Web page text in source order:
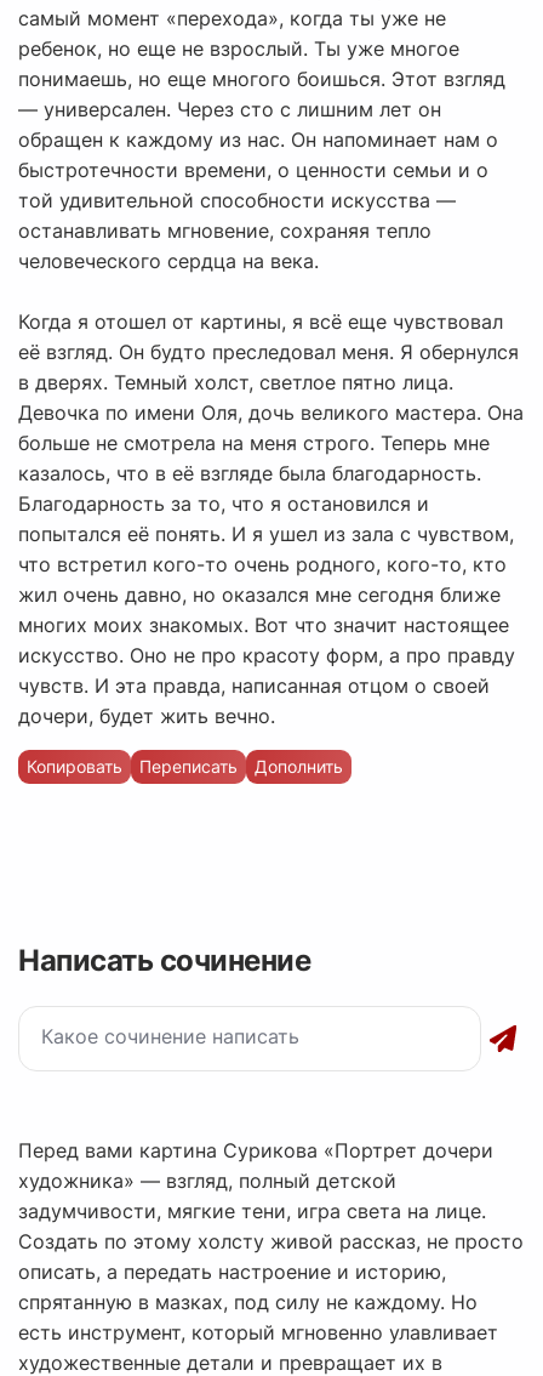
самый момент «перехода», когда ты уже не
ребенок, но еще не взрослый. Ты уже многое
понимаешь, но еще многого боишься. Этот взгляд
— универсален. Через сто с лишним лет он
обращен к каждому из нас. Он напоминает нам о
быстротечности времени, о ценности семьи и о
той удивительной способности искусства —
останавливать мгновение, сохраняя тепло
человеческого сердца на века.
Когда я отошел от картины, я всё еще чувствовал
её взгляд. Он будто преследовал меня. Я обернулся
в дверях. Темный холст, светлое пятно лица.
Девочка по имени Оля, дочь великого мастера. Она
больше не смотрела на меня строго. Теперь мне
казалось, что в её взгляде была благодарность.
Благодарность за то, что я остановился и
попытался её понять. И я ушел из зала с чувством,
что встретил кого-то очень родного, кого-то, кто
жил очень давно, но оказался мне сегодня ближе
многих моих знакомых. Вот что значит настоящее
искусство. Оно не про красоту форм, а про правду
чувств. И эта правда, написанная отцом о своей
дочери, будет жить вечно.
Копировать Переписать Дополнить
Написать сочинение
Перед вами картина Сурикова «Портрет дочери
художника» — взгляд, полный детской
задумчивости, мягкие тени, игра света на лице.
Создать по этому холсту живой рассказ, не просто
описать, а передать настроение и историю,
спрятанную в мазках, под силу не каждому. Но
есть инструмент, который мгновенно улавливает
художественные детали и превращает их в